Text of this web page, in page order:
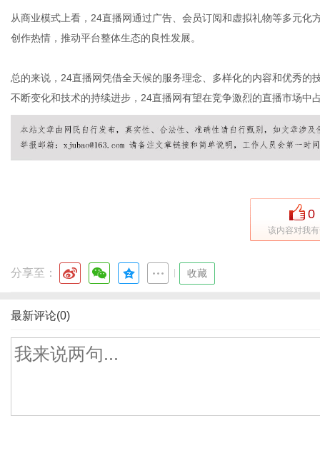
从商业模式上看，24直播网通过广告、会员订阅和虚拟礼物等多元
创作热情，推动平台整体生态的良性发展。
总的来说，24直播网凭借全天候的服务理念、多样化的内容和优秀
不断变化和技术的持续进步，24直播网有望在竞争激烈的直播市场
0
该内容对我
分享至： 收藏
最新评论(0)